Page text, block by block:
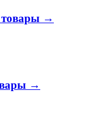
товары →
→